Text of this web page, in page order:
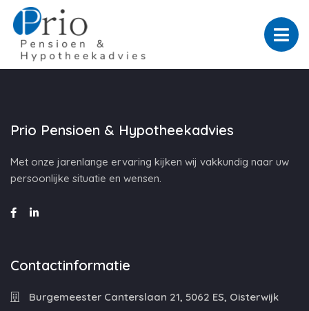
Prio Pensioen & Hypotheekadvies
Met onze jarenlange ervaring kijken wij vakkundig naar uw
persoonlijke situatie en wensen.
Contactinformatie
Burgemeester Canterslaan 21, 5062 ES, Oisterwijk